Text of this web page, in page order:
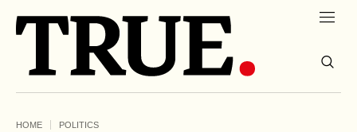
HOME POLITICS